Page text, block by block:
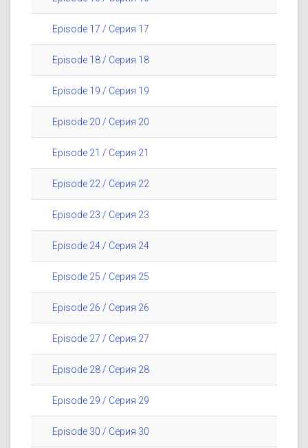
Episode 17 / Серия 17
Episode 18 / Серия 18
Episode 19 / Серия 19
Episode 20 / Серия 20
Episode 21 / Серия 21
Episode 22 / Серия 22
Episode 23 / Серия 23
Episode 24 / Серия 24
Episode 25 / Серия 25
Episode 26 / Серия 26
Episode 27 / Серия 27
Episode 28 / Серия 28
Episode 29 / Серия 29
Episode 30 / Серия 30